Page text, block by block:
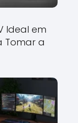
Ideal em
Tomar a